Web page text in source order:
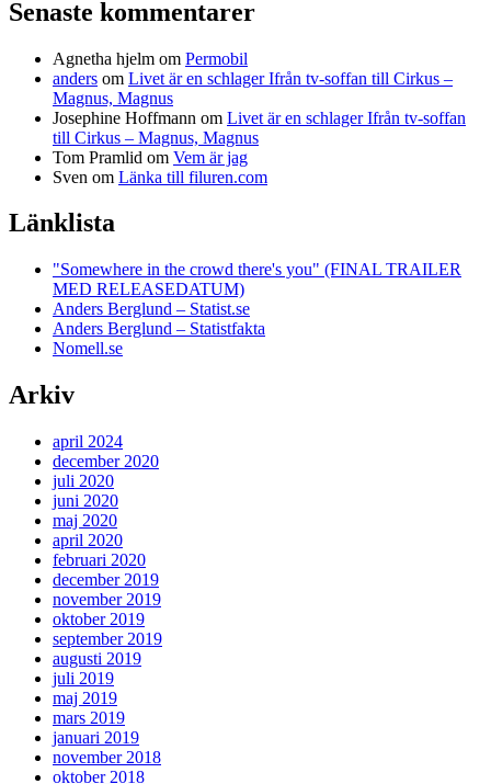
Senaste kommentarer
Agnetha hjelm om Permobil
anders om Livet är en schlager Ifrån tv-soffan till Cirkus –
Magnus, Magnus
Josephine Hoffmann om Livet är en schlager Ifrån tv-soffan
till Cirkus – Magnus, Magnus
Tom Pramlid om Vem är jag
Sven om Länka till filuren.com
Länklista
"Somewhere in the crowd there's you" (FINAL TRAILER
MED RELEASEDATUM)
Anders Berglund – Statist.se
Anders Berglund – Statistfakta
Nomell.se
Arkiv
april 2024
december 2020
juli 2020
juni 2020
maj 2020
april 2020
februari 2020
december 2019
november 2019
oktober 2019
september 2019
augusti 2019
juli 2019
maj 2019
mars 2019
januari 2019
november 2018
oktober 2018